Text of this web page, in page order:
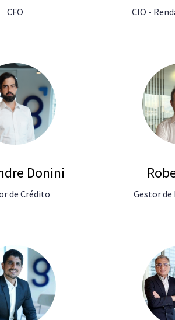
CFO CIO -
Donini
de Crédito Gestor de